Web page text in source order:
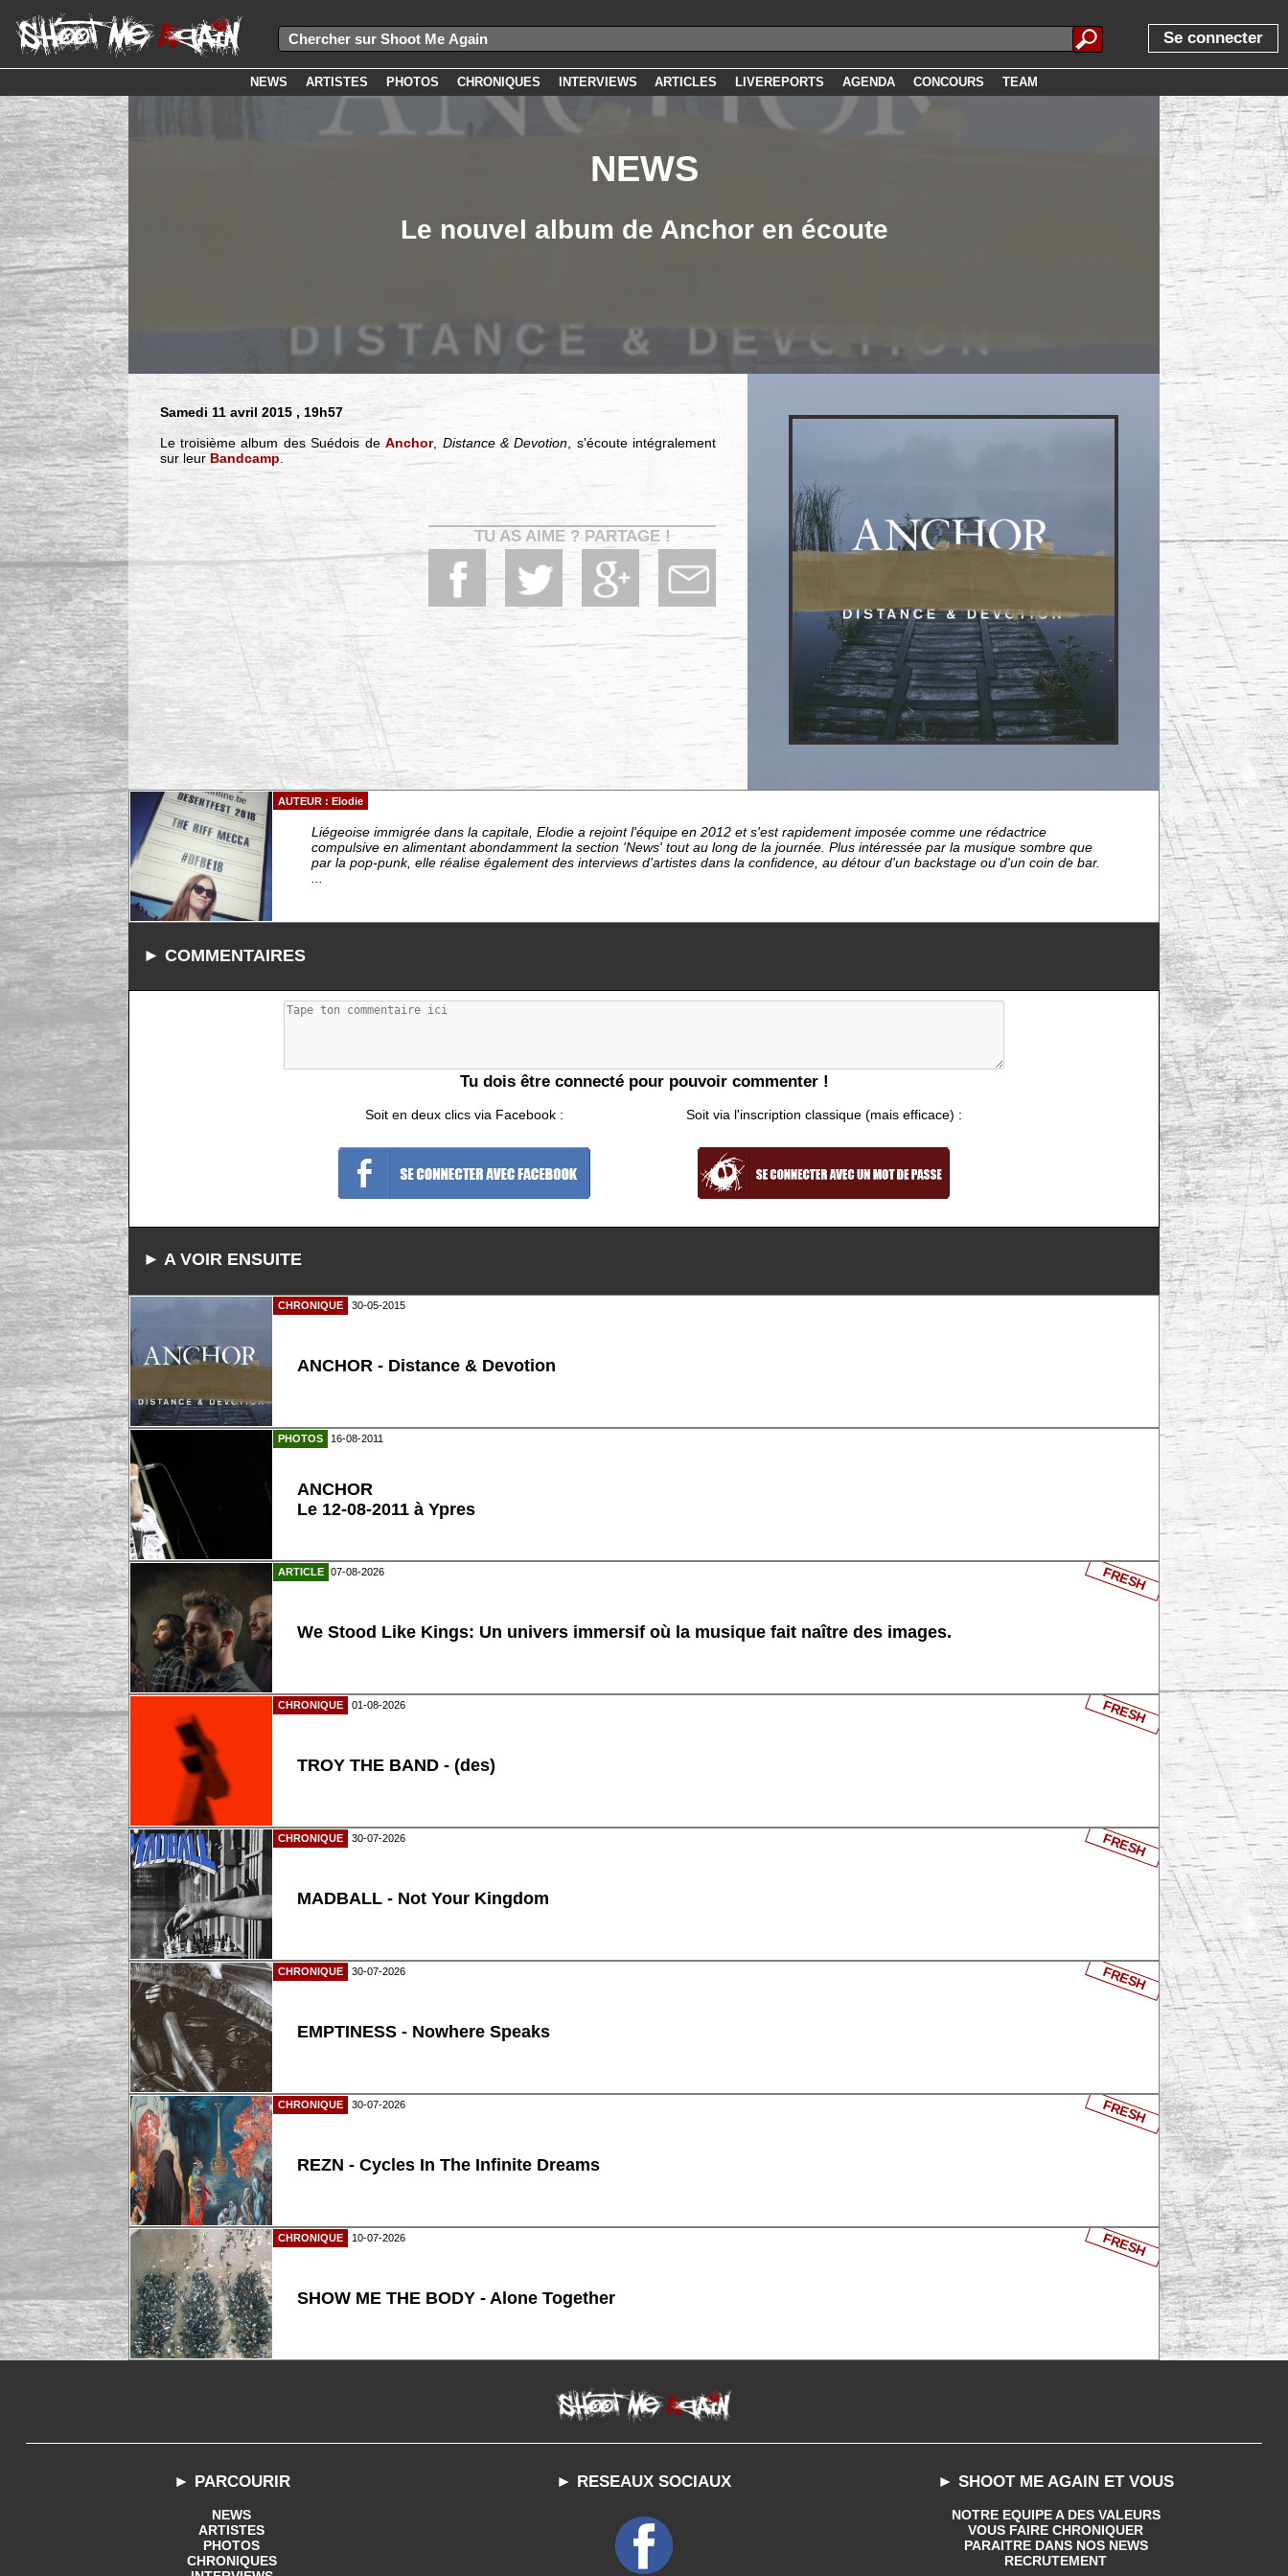
Se connecter
NEWS ARTISTES PHOTOS CHRONIQUES INTERVIEWS ARTICLES LIVEREPORTS AGENDA CONCOURS TEAM
NEWS
Le nouvel album de Anchor en écoute
Samedi 11 avril 2015 , 19h57
Le troisième album des Suédois deAnchor, Distance & Devotion, s'écoute intégralement
sur leurBandcamp.
TU AS AIME ? PARTAGE !
AUTEUR : Elodie
Liégeoise immigrée dans la capitale, Elodie a rejoint l'équipe en 2012 et s'est rapidement imposée comme une rédactrice
compulsive en alimentant abondamment la section 'News' tout au long de la journée. Plus intéressée par la musique sombre que
par la pop-punk, elle réalise également des interviews d'artistes dans la confidence, au détour d'un backstage ou d'un coin de bar.
...
► COMMENTAIRES
Tu dois être connecté pour pouvoir commenter !
Soit en deux clics via Facebook : Soit via l'inscription classique (mais efficace) :
► A VOIR ENSUITE
CHRONIQUE 30-05-2015
ANCHOR - Distance & Devotion
PHOTOS 16-08-2011
ANCHOR
Le 12-08-2011 à Ypres
ARTICLE 07-08-2026
We Stood Like Kings: Un univers immersif où la musique fait naître des images.
FRESH
CHRONIQUE 01-08-2026
TROY THE BAND - (des)
FRESH
CHRONIQUE 30-07-2026
MADBALL - Not Your Kingdom
FRESH
CHRONIQUE 30-07-2026
EMPTINESS - Nowhere Speaks
FRESH
CHRONIQUE 30-07-2026
REZN - Cycles In The Infinite Dreams
FRESH
CHRONIQUE 10-07-2026
SHOW ME THE BODY - Alone Together
FRESH
► PARCOURIR
NEWS
ARTISTES
PHOTOS
CHRONIQUES
► RESEAUX SOCIAUX ► SHOOT ME AGAIN ET VOUS
NOTRE EQUIPE A DES VALEURS
VOUS FAIRE CHRONIQUER
PARAITRE DANS NOS NEWS
RECRUTEMENT